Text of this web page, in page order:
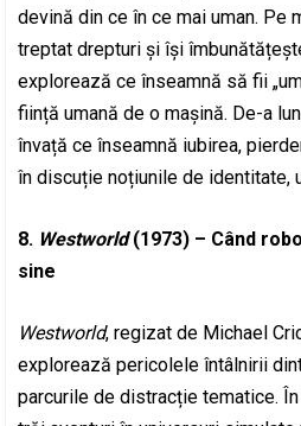
devină din ce în ce mai uman. Pe
treptat drepturi și își
explorează ce înseamnă să fii
ființă umană de o mașină. De-a
învață ce înseamnă iubirea,
în discuție noțiunile de identitate,
8. Westworld(1973) – Când
sine
Westworld, regizat de Michael
explorează pericolele întâlnirii
parcurile de distracție tematice. În